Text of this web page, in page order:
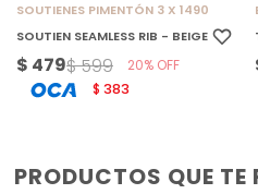
SOUTIENES PIMENTÓN 3 X 1490
SOUTIEN SEAMLESS RIB - BEIGE
$ 479$599 20
$ 383
PRODUCTOS QUE TE